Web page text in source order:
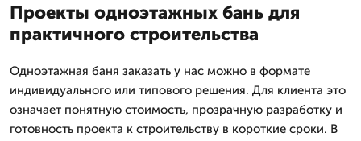
Проекты одноэтажных бань для
практичного строительства
Одноэтажная баня заказать у нас можно в формате
индивидуального или типового решения. Для клиента это
означает понятную стоимость, прозрачную разработку и
готовность проекта к строительству в короткие сроки. В